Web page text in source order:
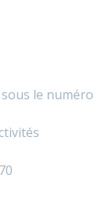
le numéro